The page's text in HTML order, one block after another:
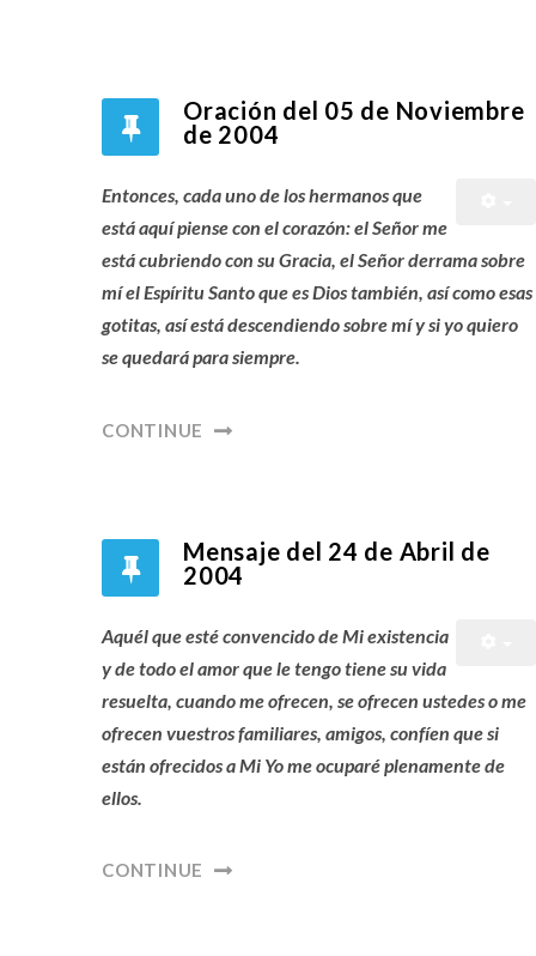
Oración del 05 de Noviembre
de 2004
Entonces, cada uno de los hermanos que
está aquí piense con el corazón: el Señor me
está cubriendo con su Gracia, el Señor derrama sobre
mí el Espíritu Santo que es Dios también, así como esas
gotitas, así está descendiendo sobre mí y si yo quiero
se quedará para siempre.
CONTINUE
Mensaje del 24 de Abril de
2004
Aquél que esté convencido de Mi existencia
y de todo el amor que le tengo tiene su vida
resuelta, cuando me ofrecen, se ofrecen ustedes o me
ofrecen vuestros familiares, amigos, confíen que si
están ofrecidos a Mi Yo me ocuparé plenamente de
ellos.
CONTINUE